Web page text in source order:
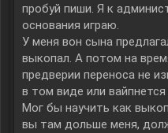
пробуй пиши. Я к
основания играю.
У меня вон сына
выкопал. А потом на
предверии переноса не
в том виде или
Мог бы научить как
вы там дольше меня,